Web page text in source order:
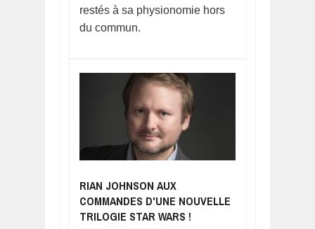
restés à sa physionomie hors
du commun.
RIAN JOHNSON AUX
COMMANDES D'UNE NOUVELLE
TRILOGIE STAR WARS !